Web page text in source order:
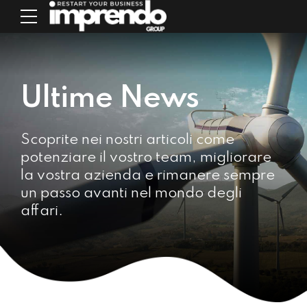
Ultime News
Scoprite nei nostri articoli come
potenziare il vostro team, migliorare
la vostra azienda e rimanere sempre
un passo avanti nel mondo degli
affari.